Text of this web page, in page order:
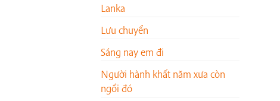
Lanka
Lưu chuyển
Sáng nay em đi
Người hành khất năm xưa còn
ngồi đó